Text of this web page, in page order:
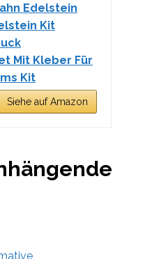
Edelstein
Kit
Mit Kleber Für
Kit
Siehe auf Amazon